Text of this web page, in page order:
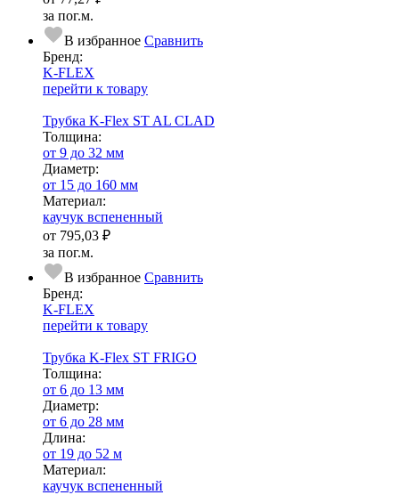
за пог.м.
В избранное Сравнить
Бренд:
K-FLEX
перейти к товару
Трубка K-Flex ST AL CLAD
Тол­щи­на:
от 9 до 32 мм
Диаметр:
от 15 до 160 мм
Ма­­те­­ри­­ал:
каучук вспененный
от 795,03 ₽
за пог.м.
В избранное Сравнить
Бренд:
K-FLEX
перейти к товару
Трубка K-Flex ST FRIGO
Тол­щи­на:
от 6 до 13 мм
Диаметр:
от 6 до 28 мм
Длина:
от 19 до 52 м
Ма­­те­­ри­­ал:
каучук вспененный